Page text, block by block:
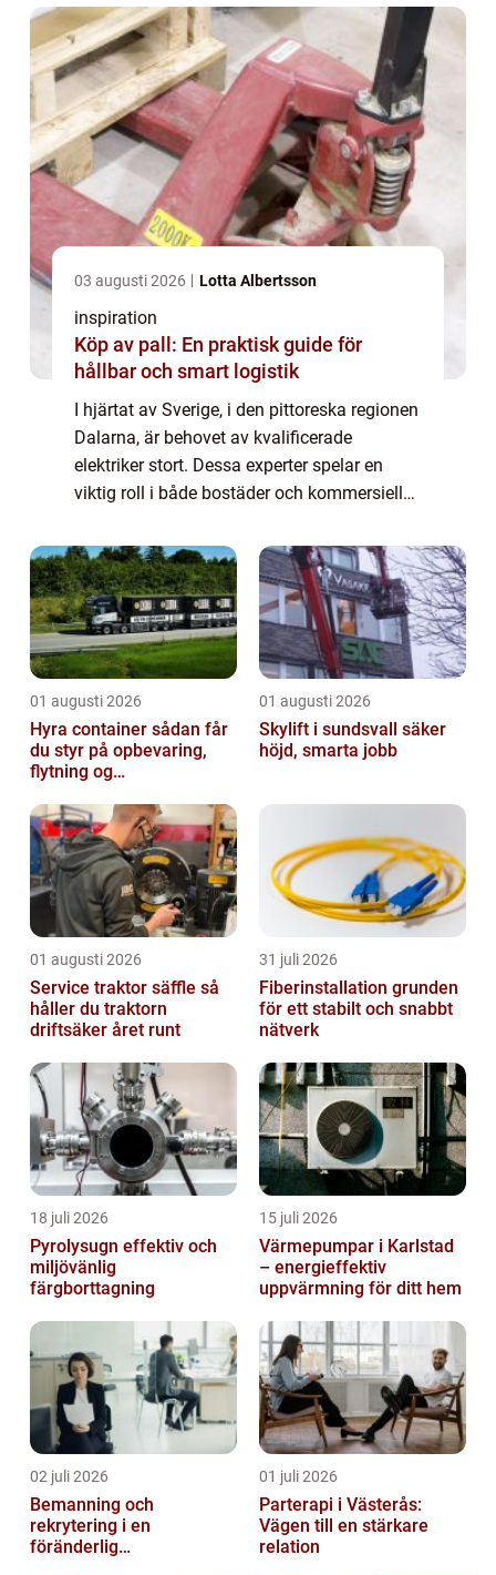
03 augusti 2026 Lotta Albertsson
inspiration
Köp av pall: En praktisk guide för
hållbar och smart logistik
I hjärtat av Sverige, i den pittoreska regionen
Dalarna, är behovet av kvalificerade
elektriker stort. Dessa experter spelar en
viktig roll i både bostäder och kommersiella
elinstall...
01 augusti 2026
Hyra container sådan får
du styr på opbevaring,
flytning og
01 augusti 2026
Skylift i sundsvall säker
höjd, smarta jobb
01 augusti 2026
Service traktor säffle så
håller du traktorn
driftsäker året runt
31 juli 2026
Fiberinstallation grunden
för ett stabilt och snabbt
nätverk
18 juli 2026
Pyrolysugn effektiv och
miljövänlig
färgborttagning
15 juli 2026
Värmepumpar i Karlstad
– energieffektiv
uppvärmning för ditt hem
02 juli 2026
Bemanning och
rekrytering i en
föränderlig
01 juli 2026
Parterapi i Västerås:
Vägen till en stärkare
relation